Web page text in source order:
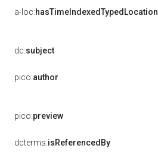
a-loc:hasTimeIndexedTypedLocation
dc:subject
pico:author
pico:preview
dcterms:isReferencedBy